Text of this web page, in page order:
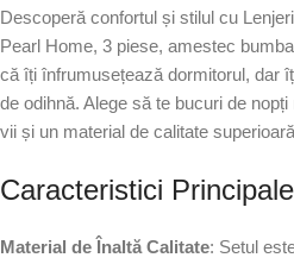
Descoperă confortul și stilul cu
Pearl Home, 3 piese, amestec
că îți înfrumusețează dormitorul, dar
de odihnă. Alege să te bucuri de
vii și un material de calitate
Caracteristici Principale
Material de Înaltă Calitate: Setul